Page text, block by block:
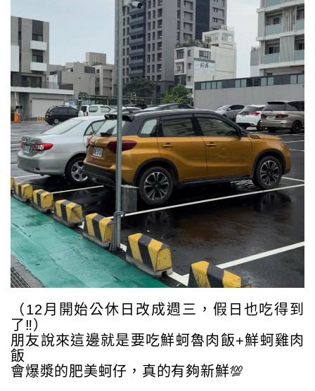
（12月開始公休日改成週三，假日也吃得到
了‼️）
朋友說來這邊就是要吃鮮蚵魯肉飯+鮮蚵雞肉
飯
會爆漿的肥美蚵仔，真的有夠新鮮💯